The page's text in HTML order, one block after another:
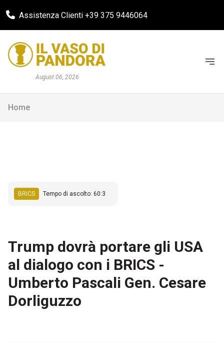
Assistenza Clienti +39 375 9446064
August 06, 2026
Home
BRICS Tempo di ascolto: 60:3
Trump dovrà portare gli USA
al dialogo con i BRICS -
Umberto Pascali Gen. Cesare
Dorliguzzo